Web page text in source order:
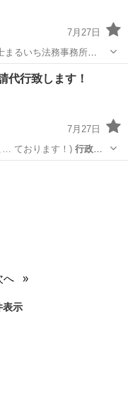
7月27日
まるいち法務事務所
代行致します！
7月27日
… ております！) 行政書
へ
表示